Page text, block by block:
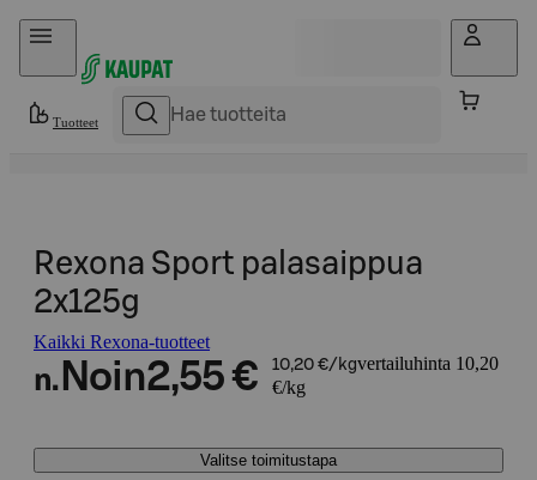
Hyppää sisältöön
Tuotteet
Rexona Sport palasaippua
2x125g
Kaikki Rexona-tuotteet
n. Noin2,55 € 10,20 €/kgvertailuhinta 10,20
€/kg
Valitse toimitustapa